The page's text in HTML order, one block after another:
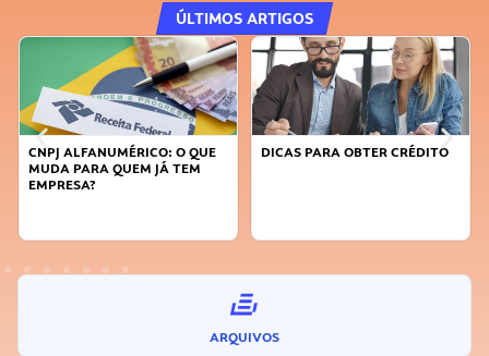
ÚLTIMOS ARTIGOS
CNPJ ALFANUMÉRICO: O QUE
MUDA PARA QUEM JÁ TEM
EMPRESA?
DICAS PARA OBTER CRÉDITO
ARQUIVOS